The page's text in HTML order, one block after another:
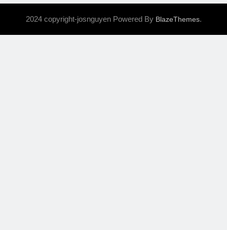
2024 copyright-josnguyen Powered By BlazeThemes.